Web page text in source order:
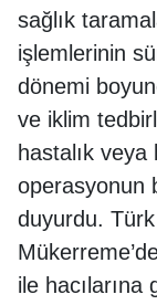
sağlık
işlemlerinin
dönemi
ve iklim
hastalık
operasyonun
duyurdu.
ile